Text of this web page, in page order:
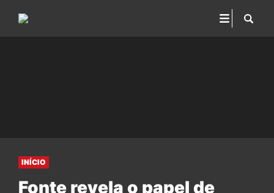
INÍCIO
Fonte revela o papel de